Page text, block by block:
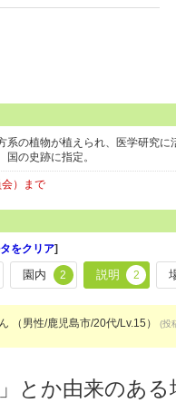
の植物が植えられ、医学研究
の史跡に指定。
）まで
をクリア]
園内 2 説明 2
（男性/鹿児島市/20代/Lv.15） (投
とか由来のあ